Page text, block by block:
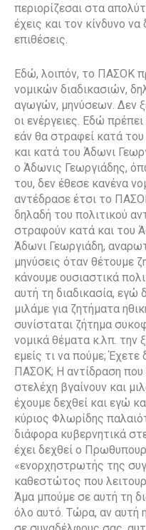
περιορίζεσαι στα
έχεις και τον κίνδυνο να
επιθέσεις.
Εδώ, λοιπόν, το ΠΑΣΟΚ
νομικών διαδικασιών,
αγωγών, μηνύσεων. Δεν
οι ενέργειες. Εδώ
εάν θα στραφεί κατά
και κατά του Άδωνι
ο Άδωνις Γεωργιάδης,
του, δεν έθεσε κανένα
αντέδρασε έτσι το
δηλαδή του πολιτικού
στραφούν κατά και του
Άδωνι Γεωργιάδη,
μηνύσεις όταν θέτουμε
κάνουμε ουσιαστικά
αυτή τη διαδικασία,
μιλάμε για ζητήματα
συνίσταται ζήτημα
νομικά θέματα κ.λπ. την
εμείς τι να πούμε; Έχετε
ΠΑΣΟΚ; Η αντίδραση που
στελέχη βγαίνουν και
έχουμε δεχθεί και εγώ
κύριος Φλωρίδης
διάφορα κυβερνητικά
έχει δεχθεί ο
«ενορχηστρωτής της
καθεστώτος που
Άμα μπούμε σε αυτή τη
όλο αυτό. Τώρα, αν αυτή